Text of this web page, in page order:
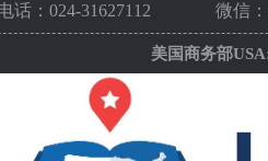
话： 024-31627112 微信
美国商务部